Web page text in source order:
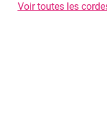
Voir toutes les